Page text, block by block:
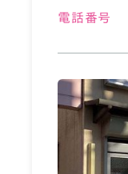
電話番号